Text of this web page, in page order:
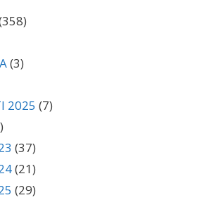
(3)
2025 (7)
(37)
(21)
(29)